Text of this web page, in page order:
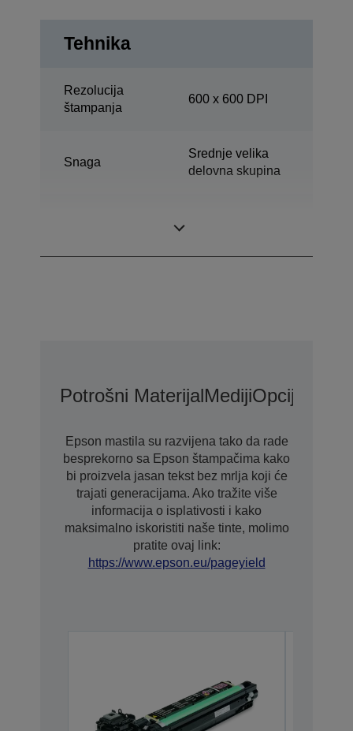
Tehnika
Rezolucija
štampanja
600 x 600 DPI
Snaga
Srednje velika
delovna skupina
Potrošni MaterijalMedijiOpcije
Epson mastila su razvijena tako da rade
besprekorno sa Epson štampačima kako
bi proizvela jasan tekst bez mrlja koji će
trajati generacijama. Ako tražite više
informacija o isplativosti i kako
maksimalno iskoristiti naše tinte, molimo
pratite ovaj link:
https://www.epson.eu/pageyield